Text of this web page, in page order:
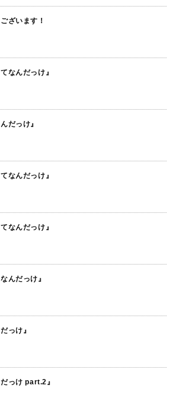
ざいます！
なんだっけ』
だっけ』
なんだっけ』
なんだっけ』
んだっけ』
っけ』
っけ part.2』